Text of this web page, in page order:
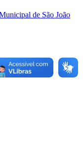
de São João